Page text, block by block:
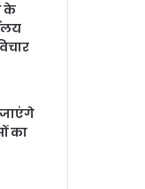
के
जाएंगे
का